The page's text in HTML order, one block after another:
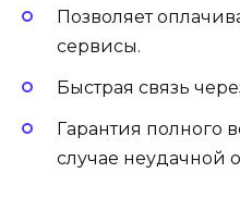
Позволяет
сервисы.
Быстрая связь
Гарантия полного
случае неудачной